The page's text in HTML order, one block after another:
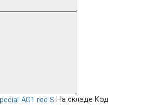
На складе Код